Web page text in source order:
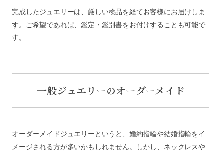
完成したジュエリーは、厳しい検品を経てお客様にお届けしま
す。ご希望であれば、鑑定・鑑別書をお付けすることも可能で
す。
一般ジュエリーのオーダーメイド
オーダーメイドジュエリーというと、婚約指輪や結婚指輪をイ
メージされる方が多いかもしれません。しかし、ネックレスや